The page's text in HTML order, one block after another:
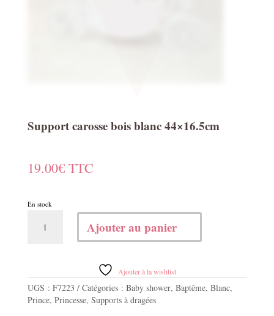
Support carosse bois blanc 44×16.5cm
19.00€ TTC
En stock
blanc
44x16.5cm
Ajouter au panier
Ajouter à la wishlist
UGS : F7223 Catégories : Baby shower, Baptême, Blanc,
Prince, Princesse, Supports à dragées